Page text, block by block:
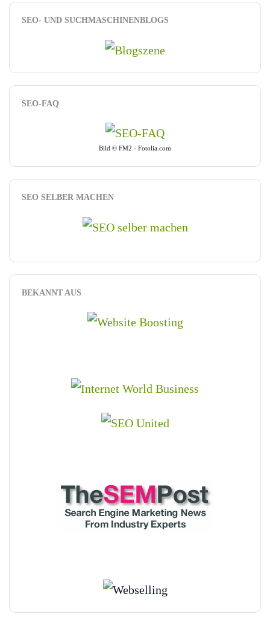
SEO- UND SUCHMASCHINENBLOGS
SEO-FAQ
Bild © FM2 - Fotolia.com
SEO SELBER MACHEN
BEKANNT AUS